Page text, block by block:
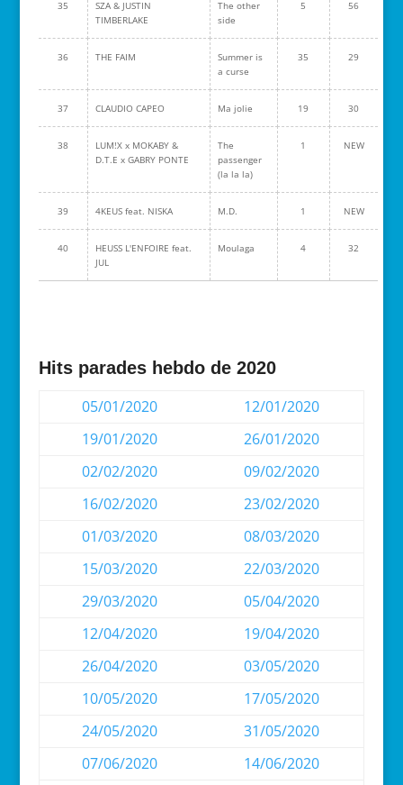
35
SZA & JUSTIN
TIMBERLAKE
The other
side
5 56
36 THE FAIM
Summer is
a curse
35 29
37 CLAUDIO CAPEO Ma jolie 19 30
38
LUM!X x MOKABY &
D.T.E x GABRY PONTE
The
passenger
(la la la)
1 NEW
39 4KEUS feat. NISKA M.D. 1 NEW
40
HEUSS L'ENFOIRE feat.
JUL
Moulaga 4 32
Hits parades hebdo de 2020
05/01/2020
12/01/2020
19/01/2020
26/01/2020
02/02/2020
09/02/2020
16/02/2020
23/02/2020
01/03/2020
08/03/2020
15/03/2020
22/03/2020
29/03/2020
05/04/2020
12/04/2020
19/04/2020
26/04/2020
03/05/2020
10/05/2020
17/05/2020
24/05/2020
31/05/2020
07/06/2020
14/06/2020